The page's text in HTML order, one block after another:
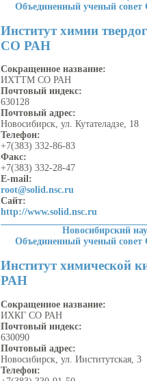
Объединенный ученый
Институт химии
СО РАН
Сокращенное название:
ИХТТМ СО РАН
Почтовый индекс:
630128
Почтовый адрес:
Новосибирск, ул. Кутателадзе, 18
Телефон:
+7(383) 332-86-83
Факс:
+7(383) 332-28-47
E-mail:
root@solid.nsc.ru
Сайт:
http://www.solid.nsc.ru
Новосибирский
Объединенный ученый
Институт химической
РАН
Сокращенное название:
ИХКГ СО РАН
Почтовый индекс:
630090
Почтовый адрес:
Новосибирск, ул. Институтская, 3
Телефон: